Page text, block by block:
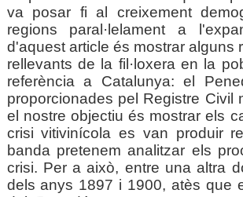
va posar fi al creixement
regions paral·lelament a
d'aquest article és mostrar
rellevants de la fil·loxera en la
referència a Catalunya: el
proporcionades pel Registre
el nostre objectiu és mostrar els
crisi vitivinícola es van produir
banda pretenem analitzar els
crisi. Per a això, entre una altra
dels anys 1897 i 1900, atès que